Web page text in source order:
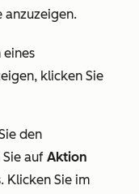
anzuzeigen.
eines
klicken Sie
den
auf Aktion
Klicken Sie im